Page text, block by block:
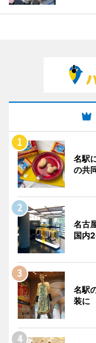
名駅
の共
名古
国内
名駅
装に